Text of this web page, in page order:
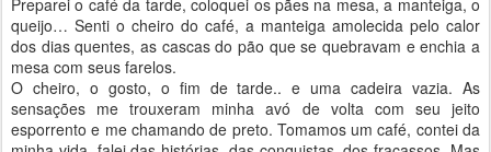
Preparei o café da tarde, coloquei os pães na mesa, a manteiga, o
queijo… Senti o cheiro do café, a manteiga amolecida pelo calor
dos dias quentes, as cascas do pão que se quebravam e enchia a
mesa com seus farelos.
O cheiro, o gosto, o fim de tarde.. e uma cadeira vazia. As
sensações me trouxeram minha avó de volta com seu jeito
esporrento e me chamando de preto. Tomamos um café, contei da